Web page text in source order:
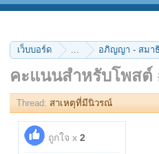
เว็บบอร์ด ... อภิญญา - สมาธิ
คะแนนสำหรับโพสต์
Thread: สาเหตุที่มีนิวรณ์
ถูกใจ x 2